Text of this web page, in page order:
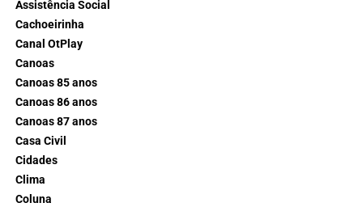
Assistência Social
Cachoeirinha
Canal OtPlay
Canoas
Canoas 85 anos
Canoas 86 anos
Canoas 87 anos
Casa Civil
Cidades
Clima
Coluna